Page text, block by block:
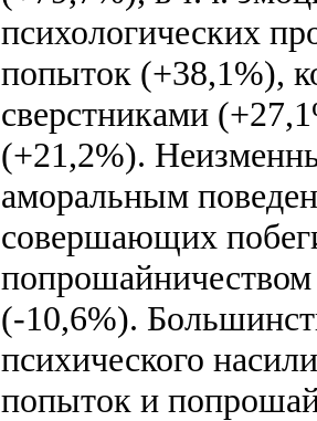
психологических
попыток (+38,1%),
сверстниками
(+21,2%).
аморальным
совершающих
(-10,6%).
психического
попыток и